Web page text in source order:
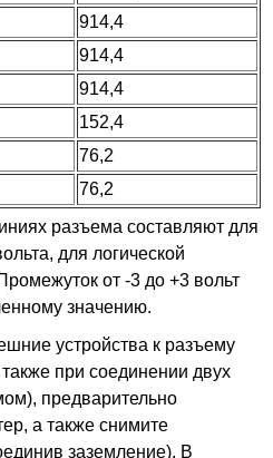
914,4
914,4
914,4
152,4
76,2
76,2
разъема составляют для
для логической
от -3 до +3 вольт
значению.
устройства к разъему
при соединении двух
предварительно
а также снимите
заземление). В